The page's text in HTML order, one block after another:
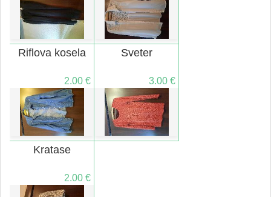
Riflova kosela
2.00 €
Sveter
3.00 €
Kratase
2.00 €